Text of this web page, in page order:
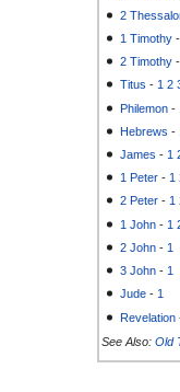
2
1 Timothy
2 Timothy
Titus -1 2
Philemon -
Hebrews -
James - 1
1 Peter - 1
2 Peter -1
1 John - 1
2 John - 1
3 John - 1
Jude - 1
Revelation
See Also: Old